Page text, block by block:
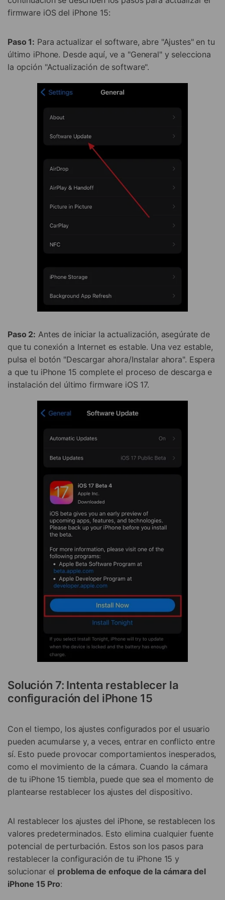
firmware iOS del iPhone 15:
Paso 1: Para actualizar el software, abre "Ajustes" en tu
último iPhone. Desde aquí, ve a "General" y selecciona
la opción "Actualización de software".
Paso 2: Antes de iniciar la actualización, asegúrate de
que tu conexión a Internet es estable. Una vez estable,
pulsa el botón "Descargar ahora/Instalar ahora". Espera
a que tu iPhone 15 complete el proceso de descarga e
instalación del último firmware iOS 17.
Solución 7: Intenta restablecer la
configuración del iPhone 15
Con el tiempo, los ajustes configurados por el usuario
pueden acumularse y, a veces, entrar en conflicto entre
sí. Esto puede provocar comportamientos inesperados,
como el movimiento de la cámara. Cuando la cámara
de tu iPhone 15 tiembla, puede que sea el momento de
plantearse restablecer los ajustes del dispositivo.
Al restablecer los ajustes del iPhone, se restablecen los
valores predeterminados. Esto elimina cualquier fuente
potencial de perturbación. Estos son los pasos para
restablecer la configuración de tu iPhone 15 y
solucionar el problema de enfoque de la cámara del
iPhone 15 Pro: